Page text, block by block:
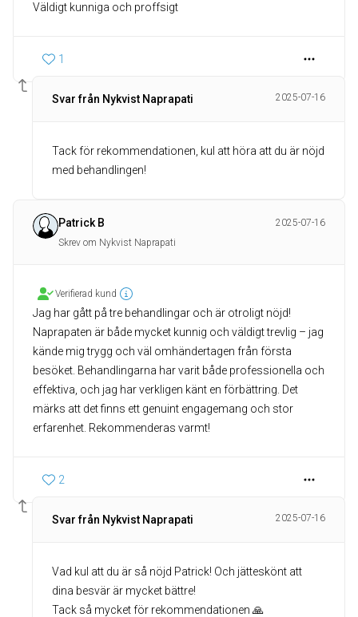
Väldigt kunniga och proffsigt
1
Svar från Nykvist Naprapati 2025-07-16
Tack för rekommendationen, kul att höra att du är nöjd
med behandlingen!
Patrick B
2025-07-16
Skrev om Nykvist Naprapati
Verifierad kund
Jag har gått på tre behandlingar och är otroligt nöjd!
Naprapaten är både mycket kunnig och väldigt trevlig – jag
kände mig trygg och väl omhändertagen från första
besöket. Behandlingarna har varit både professionella och
effektiva, och jag har verkligen känt en förbättring. Det
märks att det finns ett genuint engagemang och stor
erfarenhet. Rekommenderas varmt!
2
Svar från Nykvist Naprapati 2025-07-16
Vad kul att du är så nöjd Patrick! Och jätteskönt att
dina besvär är mycket bättre!
Tack så mycket för rekommendationen 🙏